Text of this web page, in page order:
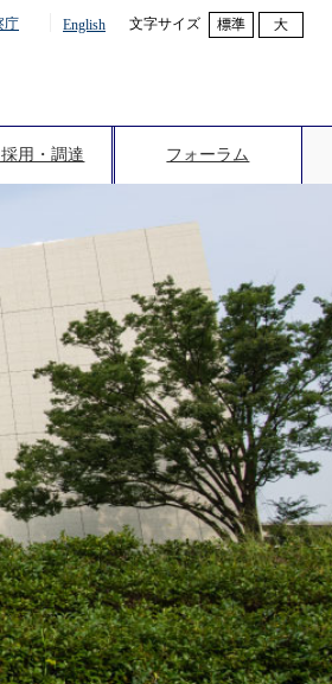
庁 English 文字サイズ
用・調達 フォーラム